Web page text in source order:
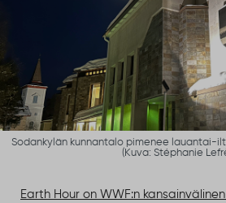
Sodankylän kunnantalo pimenee lauantai-
(Kuva: Stéphanie
Earth Hour on WWF:n